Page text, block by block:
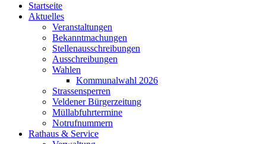
Startseite
Aktuelles
Veranstaltungen
Bekanntmachungen
Stellenausschreibungen
Ausschreibungen
Wahlen
Kommunalwahl 2026
Strassensperren
Veldener Bürgerzeitung
Müllabfuhrtermine
Notrufnummern
Rathaus & Service